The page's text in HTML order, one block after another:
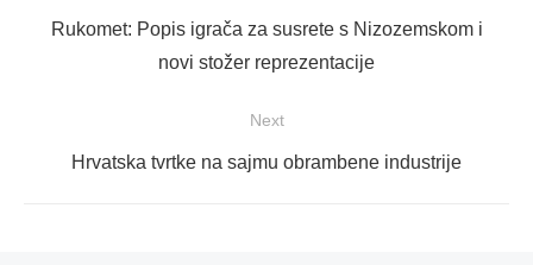
objava
Previous
Rukomet: Popis igrača za susrete s Nizozemskom i
novi stožer reprezentacije
Next
Next
Hrvatska tvrtke na sajmu obrambene industrije